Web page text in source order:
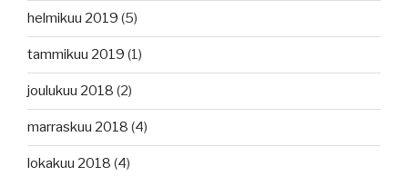
helmikuu 2019 (5)
tammikuu 2019 (1)
joulukuu 2018 (2)
marraskuu 2018 (4)
lokakuu 2018 (4)